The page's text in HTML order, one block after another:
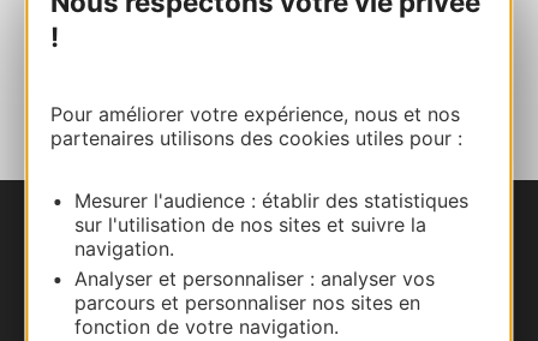
!
Pour améliorer votre expérience, nous et nos
partenaires utilisons des cookies utiles pour :
Mesurer l'audience : établir des statistiques
sur l'utilisation de nos sites et suivre la
navigation.
Analyser et personnaliser : analyser vos
parcours et personnaliser nos sites en
fonction de votre navigation.
Nous contacter
Carte interactive